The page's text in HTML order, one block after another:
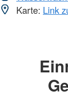
Karte: Link